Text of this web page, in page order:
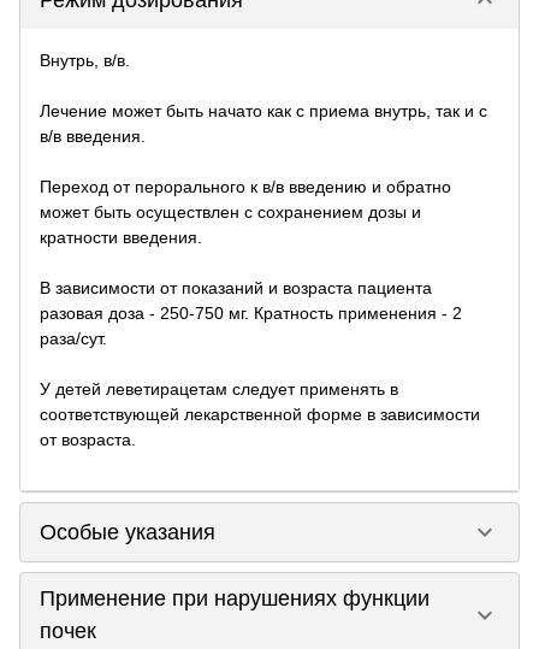
Внутрь, в/в.
Лечение может быть начато как с приема внутрь, так и с
в/в введения.
Переход от перорального к в/в введению и обратно
может быть осуществлен с сохранением дозы и
кратности введения.
В зависимости от показаний и возраста пациента
разовая доза - 250-750 мг. Кратность применения - 2
раза/сут.
У детей леветирацетам следует применять в
соответствующей лекарственной форме в зависимости
от возраста.
Особые указания keyboard_arrow_down
Применение при нарушениях функции
почек
keyboard_arrow_down